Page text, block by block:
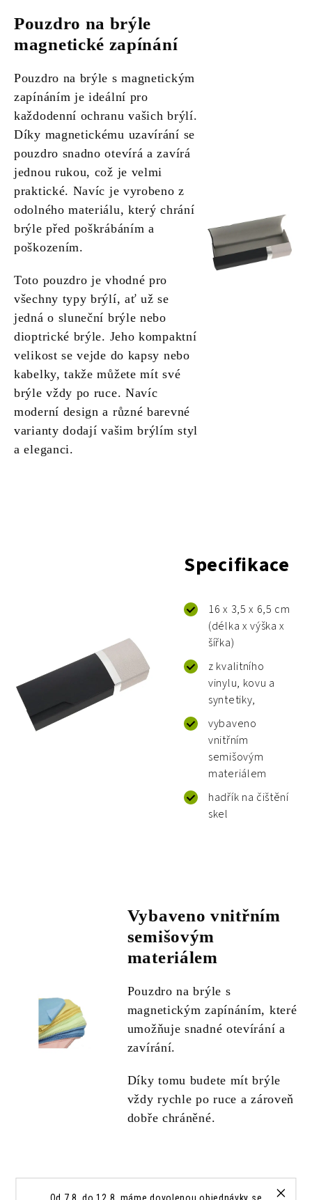
Od 7.8. do 12.8. máme dovolenou objednávky se
Pouzdro na brýle
magnetické zapínání
Pouzdro na brýle s magnetickým
zapínáním je ideální pro
každodenní ochranu vašich brýlí.
Díky magnetickému uzavírání se
pouzdro snadno otevírá a zavírá
jednou rukou, což je velmi
praktické. Navíc je vyrobeno z
odolného materiálu, který chrání
brýle před poškrábáním a
poškozením.
Toto pouzdro je vhodné pro
všechny typy brýlí, ať už se
jedná o sluneční brýle nebo
dioptrické brýle. Jeho kompaktní
velikost se vejde do kapsy nebo
kabelky, takže můžete mít své
brýle vždy po ruce. Navíc
moderní design a různé barevné
varianty dodají vašim brýlím styl
a eleganci.
Specifikace
16 x 3,5 x 6,5 cm
(délka x výška x
šířka)
z kvalitního
vinylu, kovu a
syntetiky,
vybaveno
vnitřním
semišovým
materiálem
hadřík na čištění
skel
Vybaveno vnitřním
semišovým
materiálem
Pouzdro na brýle s
magnetickým zapínáním, které
umožňuje snadné otevírání a
zavírání.
Díky tomu budete mít brýle
vždy rychle po ruce a zároveň
dobře chráněné.